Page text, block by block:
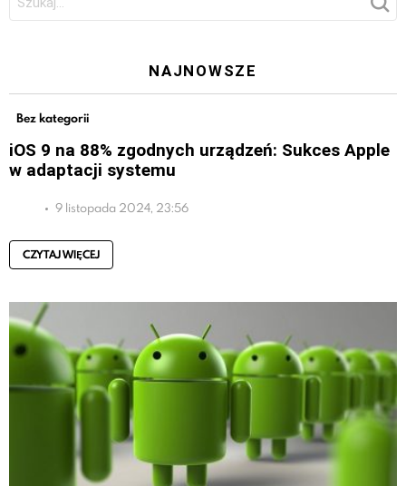
NAJNOWSZE
Bez kategorii
iOS 9 na 88% zgodnych urządzeń: Sukces Apple
w adaptacji systemu
9 listopada 2024, 23:56
CZYTAJ WIĘCEJ